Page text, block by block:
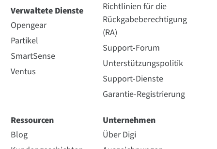
Verwaltete Dienste
Opengear
Partikel
SmartSense
Ventus
Richtlinien für die
Rückgabeberechtigung
(RA)
Support-Forum
Unterstützungspolitik
Support-Dienste
Garantie-Registrierung
Ressourcen
Blog
Unternehmen
Über Digi